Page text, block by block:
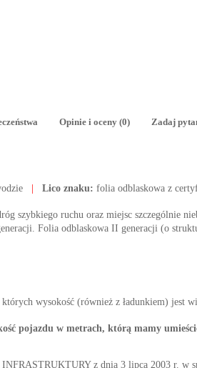
Opinie i oceny (0) Zadaj
Lico znaku: folia odblaskowa z
szybkiego ruchu oraz miejsc szczególnie
Folia odblaskowa II generacji (o
wysokość (również z ładunkiem) jest
pojazdu w metrach, którą mamy
z dnia 3 lipca 2003 r. w